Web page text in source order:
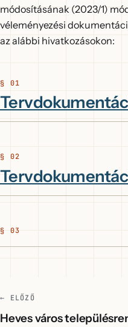
módosításának (2023/1)
véleményezési
az alábbi hivatkozásokon:
← ELŐZŐ
Heves város